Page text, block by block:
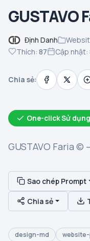
GUSTAVO
Định Danh
Thích: 87 Cập
Chia sẻ:
One-click Sử dụng
GUSTAVO Faria
Sao chép Prompt
Chia sẻ
design-md